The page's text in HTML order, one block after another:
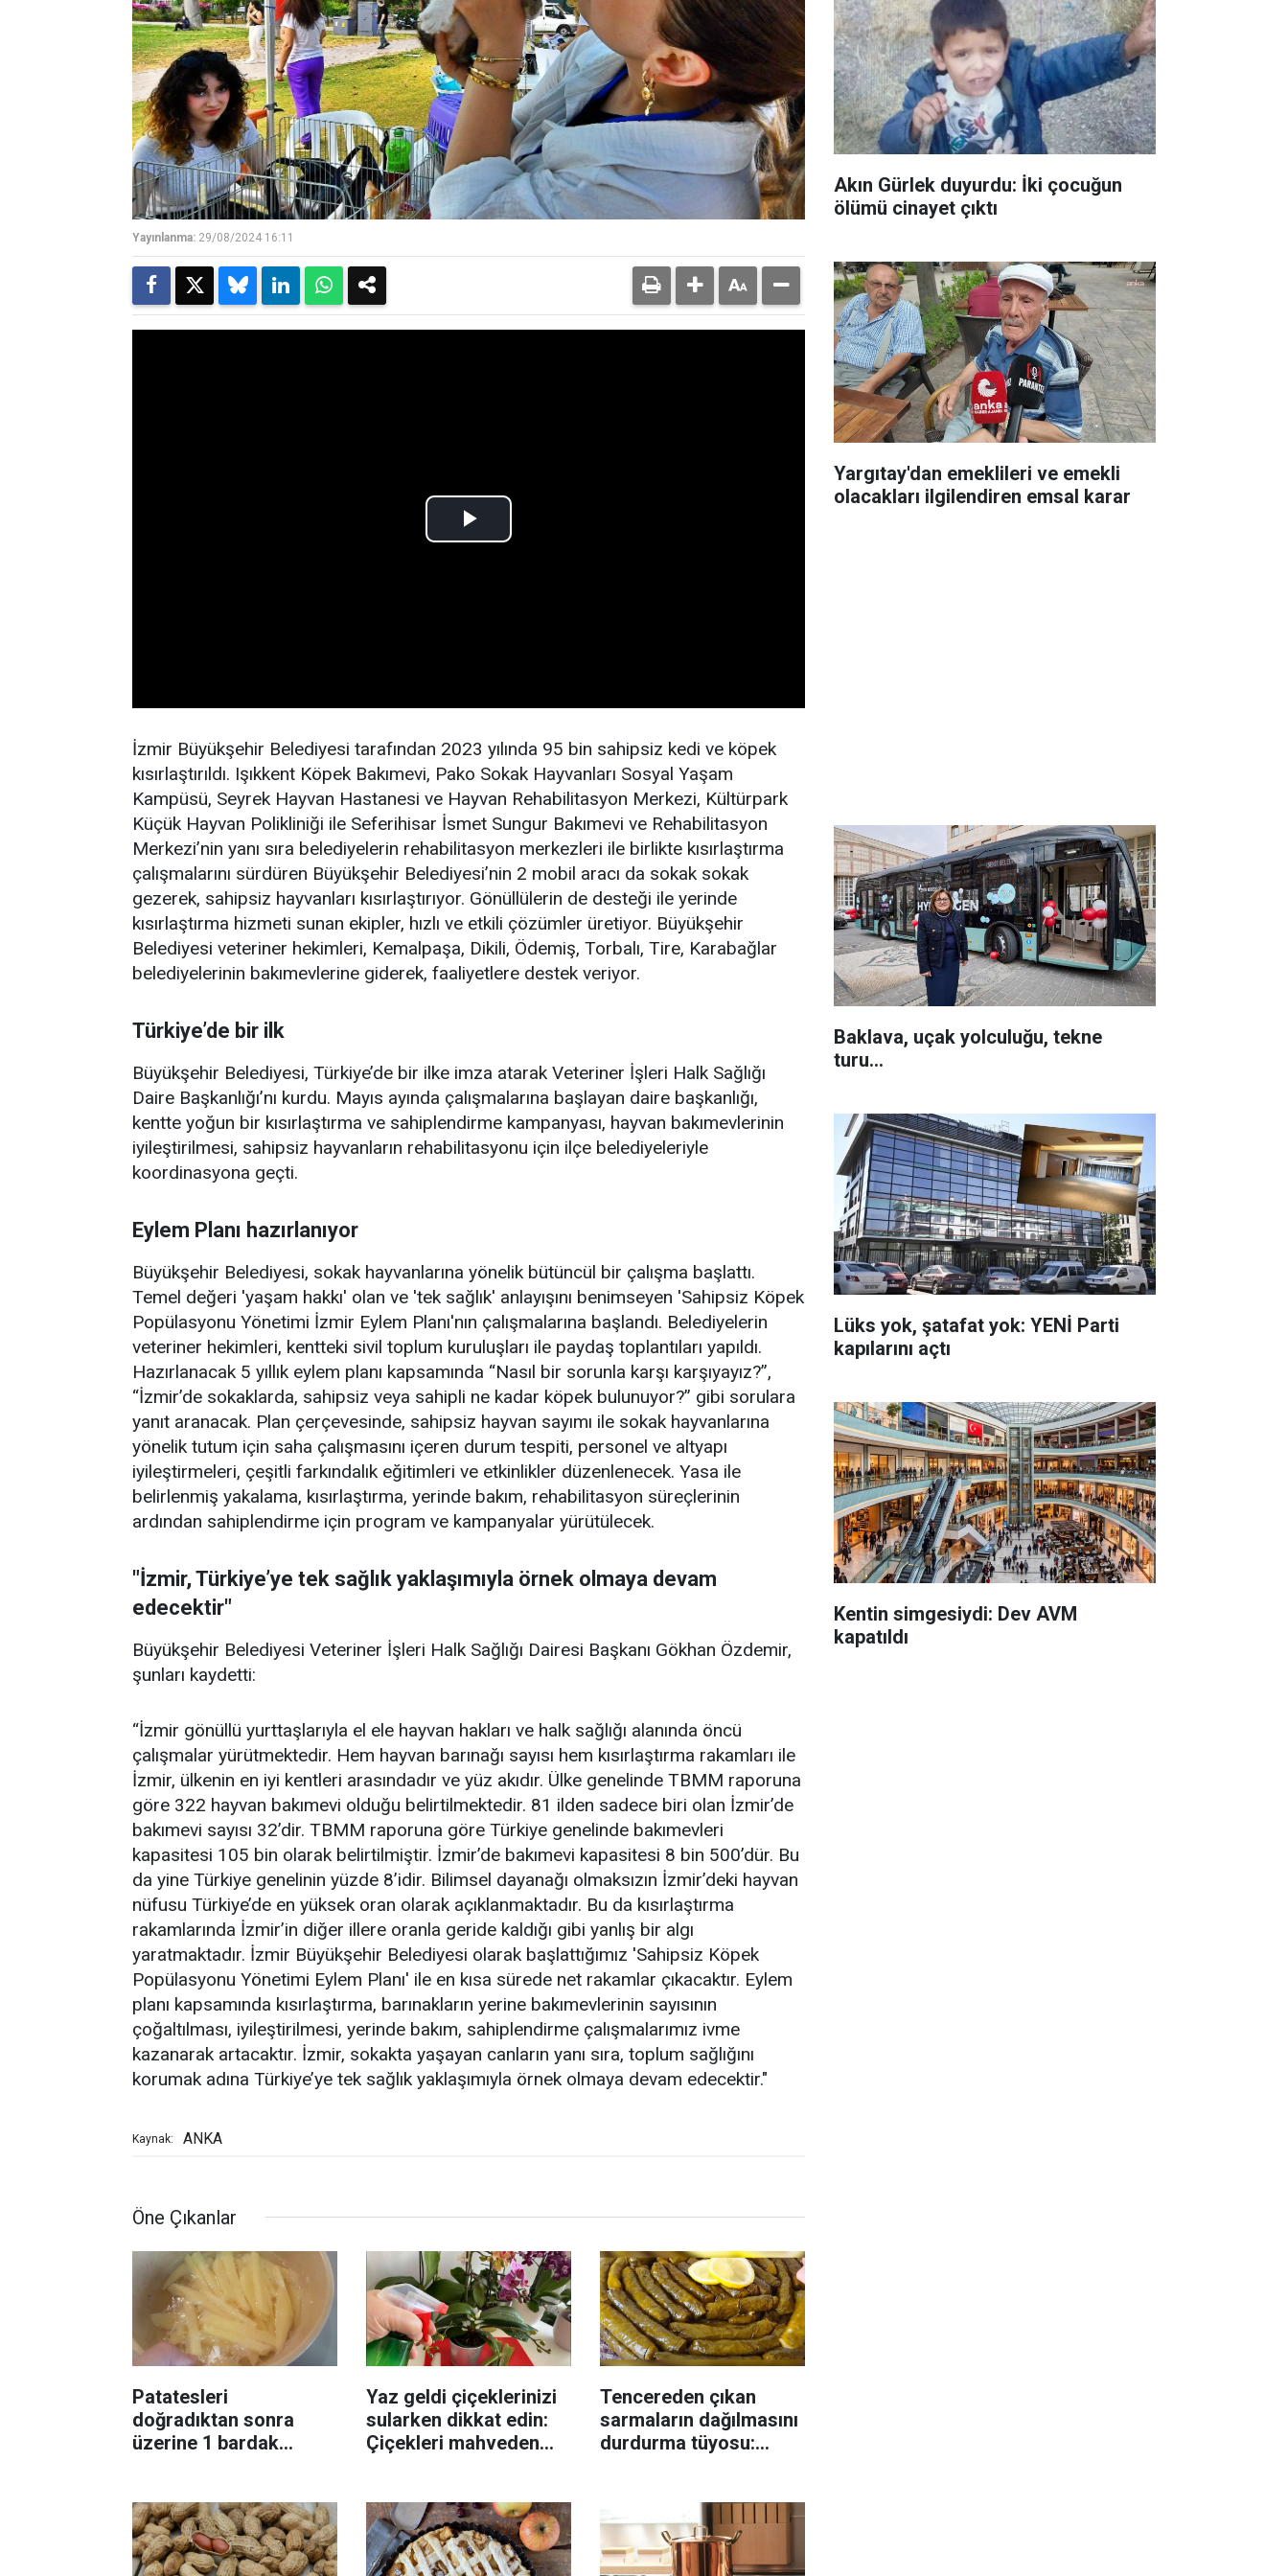
Yayınlanma: 29/08/2024 16:11
İzmir Büyükşehir Belediyesi tarafından 2023 yılında 95 bin sahipsiz kedi ve köpek
kısırlaştırıldı. Işıkkent Köpek Bakımevi, Pako Sokak Hayvanları Sosyal Yaşam
Kampüsü, Seyrek Hayvan Hastanesi ve Hayvan Rehabilitasyon Merkezi, Kültürpark
Küçük Hayvan Polikliniği ile Seferihisar İsmet Sungur Bakımevi ve Rehabilitasyon
Merkezi’nin yanı sıra belediyelerin rehabilitasyon merkezleri ile birlikte kısırlaştırma
çalışmalarını sürdüren Büyükşehir Belediyesi’nin 2 mobil aracı da sokak sokak
gezerek, sahipsiz hayvanları kısırlaştırıyor. Gönüllülerin de desteği ile yerinde
kısırlaştırma hizmeti sunan ekipler, hızlı ve etkili çözümler üretiyor. Büyükşehir
Belediyesi veteriner hekimleri, Kemalpaşa, Dikili, Ödemiş, Torbalı, Tire, Karabağlar
belediyelerinin bakımevlerine giderek, faaliyetlere destek veriyor.
Türkiye’de bir ilk
Büyükşehir Belediyesi, Türkiye’de bir ilke imza atarak Veteriner İşleri Halk Sağlığı
Daire Başkanlığı’nı kurdu. Mayıs ayında çalışmalarına başlayan daire başkanlığı,
kentte yoğun bir kısırlaştırma ve sahiplendirme kampanyası, hayvan bakımevlerinin
iyileştirilmesi, sahipsiz hayvanların rehabilitasyonu için ilçe belediyeleriyle
koordinasyona geçti.
Eylem Planı hazırlanıyor
Büyükşehir Belediyesi, sokak hayvanlarına yönelik bütüncül bir çalışma başlattı.
Temel değeri 'yaşam hakkı' olan ve 'tek sağlık' anlayışını benimseyen 'Sahipsiz Köpek
Popülasyonu Yönetimi İzmir Eylem Planı'nın çalışmalarına başlandı. Belediyelerin
veteriner hekimleri, kentteki sivil toplum kuruluşları ile paydaş toplantıları yapıldı.
Hazırlanacak 5 yıllık eylem planı kapsamında “Nasıl bir sorunla karşı karşıyayız?”,
“İzmir’de sokaklarda, sahipsiz veya sahipli ne kadar köpek bulunuyor?” gibi sorulara
yanıt aranacak. Plan çerçevesinde, sahipsiz hayvan sayımı ile sokak hayvanlarına
yönelik tutum için saha çalışmasını içeren durum tespiti, personel ve altyapı
iyileştirmeleri, çeşitli farkındalık eğitimleri ve etkinlikler düzenlenecek. Yasa ile
belirlenmiş yakalama, kısırlaştırma, yerinde bakım, rehabilitasyon süreçlerinin
ardından sahiplendirme için program ve kampanyalar yürütülecek.
"İzmir, Türkiye’ye tek sağlık yaklaşımıyla örnek olmaya devam
edecektir"
Büyükşehir Belediyesi Veteriner İşleri Halk Sağlığı Dairesi Başkanı Gökhan Özdemir,
şunları kaydetti:
“İzmir gönüllü yurttaşlarıyla el ele hayvan hakları ve halk sağlığı alanında öncü
çalışmalar yürütmektedir. Hem hayvan barınağı sayısı hem kısırlaştırma rakamları ile
İzmir, ülkenin en iyi kentleri arasındadır ve yüz akıdır. Ülke genelinde TBMM raporuna
göre 322 hayvan bakımevi olduğu belirtilmektedir. 81 ilden sadece biri olan İzmir’de
bakımevi sayısı 32’dir. TBMM raporuna göre Türkiye genelinde bakımevleri
kapasitesi 105 bin olarak belirtilmiştir. İzmir’de bakımevi kapasitesi 8 bin 500’dür. Bu
da yine Türkiye genelinin yüzde 8’idir. Bilimsel dayanağı olmaksızın İzmir’deki hayvan
nüfusu Türkiye’de en yüksek oran olarak açıklanmaktadır. Bu da kısırlaştırma
rakamlarında İzmir’in diğer illere oranla geride kaldığı gibi yanlış bir algı
yaratmaktadır. İzmir Büyükşehir Belediyesi olarak başlattığımız 'Sahipsiz Köpek
Popülasyonu Yönetimi Eylem Planı' ile en kısa sürede net rakamlar çıkacaktır. Eylem
planı kapsamında kısırlaştırma, barınakların yerine bakımevlerinin sayısının
çoğaltılması, iyileştirilmesi, yerinde bakım, sahiplendirme çalışmalarımız ivme
kazanarak artacaktır. İzmir, sokakta yaşayan canların yanı sıra, toplum sağlığını
korumak adına Türkiye’ye tek sağlık yaklaşımıyla örnek olmaya devam edecektir."
Kaynak: ANKA
Öne Çıkanlar
Patatesleri
doğradıktan sonra
üzerine 1 bardak
Yaz geldi çiçeklerinizi
sularken dikkat edin:
Çiçekleri mahveden
Tencereden çıkan
sarmaların dağılmasını
durdurma tüyosu:
Akın Gürlek duyurdu: İki çocuğun
ölümü cinayet çıktı
Yargıtay'dan emeklileri ve emekli
olacakları ilgilendiren emsal karar
Baklava, uçak yolculuğu, tekne
turu...
Lüks yok, şatafat yok: YENİ Parti
kapılarını açtı
Kentin simgesiydi: Dev AVM
kapatıldı